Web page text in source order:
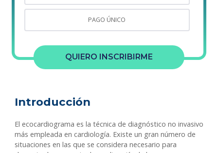
PAGO ÚNICO
QUIERO INSCRIBIRME
Introducción
El ecocardiograma es la técnica de diagnóstico no invasivo
más empleada en cardiología. Existe un gran número de
situaciones en las que se considera necesario para